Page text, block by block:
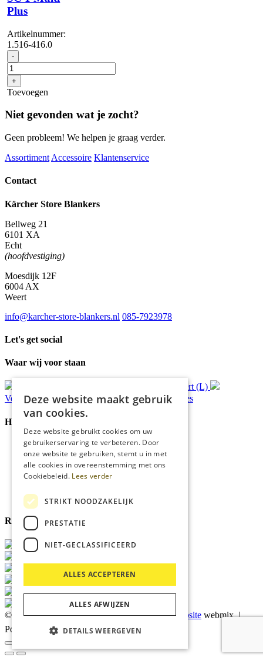
Plus
Artikelnummer:
1.516-416.0
- SC
1
Multi
Plus
aantal
+
Toevoegen
Niet gevonden wat je zocht?
Geen probleem! We helpen je graag verder.
Assortiment Accessoire Klantenservice
Contact
Kärcher Store Blankers
Bellweg 21
6101 XA
Echt
(hoofdvestiging)
Moesdijk 12F
6004 AX
Weert
info@karcher-store-blankers.nl 085-7923978
Let's get social
Waar wij voor staan
Ophalen in Echt of Weert (L)
Verzondenbinnen 48 uur* Persoonlijk advies
Handige Links
Home
Klantenservice
Over ons
Blog
Cookies
Reviewmerk
© 2026 Kärcher Store Blankers |Maatwerk website webmix |
Powered by
Marker Media
Deze website maakt gebruik
van cookies.
Deze website gebruikt cookies om uw
gebruikerservaring te verbeteren. Door
onze website te gebruiken, stemt u in met
alle cookies in overeenstemming met ons
Cookiebeleid. Lees verder
STRIKT NOODZAKELIJK
PRESTATIE
NIET-GECLASSIFICEERD
ALLES ACCEPTEREN
ALLES AFWIJZEN
DETAILS WEERGEVEN